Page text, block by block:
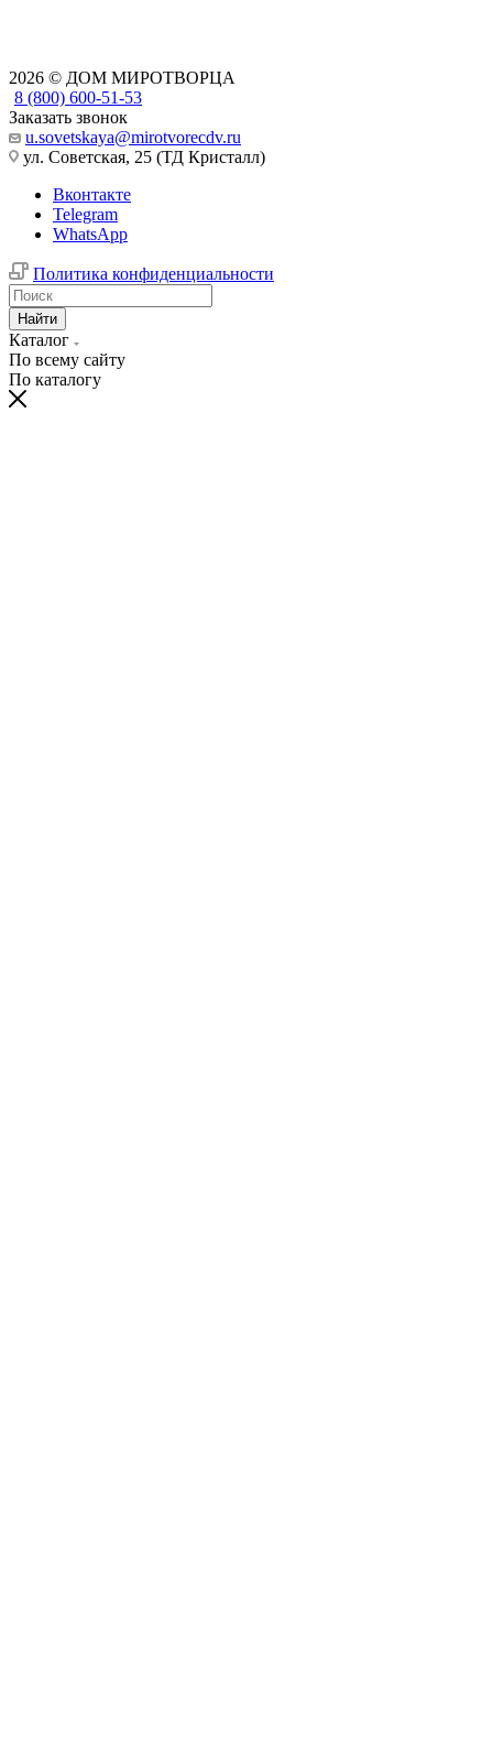
2026 © ДОМ МИРОТВОРЦА
8 (800) 600-51-53
Заказать звонок
u.sovetskaya@mirotvorecdv.ru
ул. Советская, 25 (ТД Кристалл)
Вконтакте
Telegram
WhatsApp
Политика конфиденциальности
Найти
Каталог
По всему сайту
По каталогу